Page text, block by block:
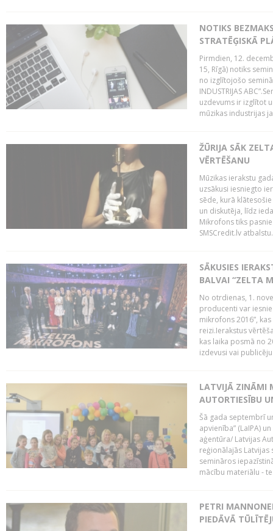
NOTIKS
STRATĒĢISKĀ
Pirmdien, 12.
15, Rīgā) notiks
no izglītojošo
INDUSTRIJAS
uzdevums ir izglītot
mūzikas industrijas
ŽŪRIJA SĀK
VĒRTĒŠANU
Mūzikas ierakstu
uzsākusi iesniegto
sēde, kurā
un diskutēja, līdz
Mikrofons tiks
SMSCredit.lv
SĀKUSIES
BALVAI “ZELTA
No otrdienas, 1.
producenti var
mikrofons 2016”,
reizi.Ierakstus
kas laika posmā no
izdevusi vai
LATVIJĀ ZINĀMI
AUTORTIESĪBU
Šā gada septembrī
apvienība” (LaIPA)
aģentūra/ Latvijas
reģionālajās
semināros
mācību materiālu -
PETRI
PIEDĀVĀ